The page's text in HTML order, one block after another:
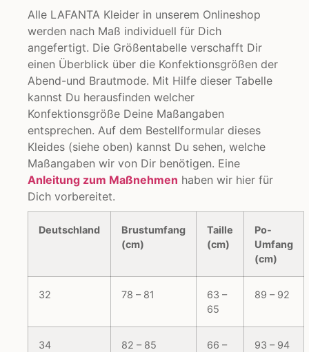
Alle LAFANTA Kleider in unserem Onlineshop
werden nach Maß individuell für Dich
angefertigt. Die Größentabelle verschafft Dir
einen Überblick über die Konfektionsgrößen der
Abend-und Brautmode. Mit Hilfe dieser Tabelle
kannst Du herausfinden welcher
Konfektionsgröße Deine Maßangaben
entsprechen. Auf dem Bestellformular dieses
Kleides (siehe oben) kannst Du sehen, welche
Maßangaben wir von Dir benötigen. Eine
Anleitung zum Maßnehmen haben wir hier für
Dich vorbereitet.
Deutschland
Brustumfang
(cm)
Taille
(cm)
Po-
Umfang
(cm)
32 78 – 81
63 –
65
89 – 92
34 82 – 85
66 –
93 – 94